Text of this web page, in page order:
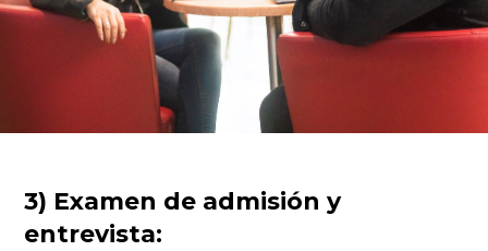
3) Examen de admisión y
entrevista: